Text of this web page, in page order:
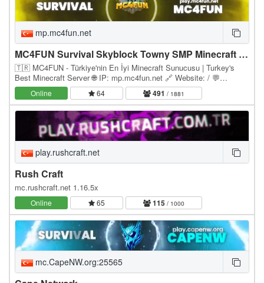
mp.mc4fun.net
MC4FUN Survival Skyblock Towny SMP Minecraft Türk Sunucusu
🇹🇷 MC4FUN - Türkiye'nin En İyi Minecraft Sunucusu | Turkey's
Best Minecraft Server 🌐 IP: mp.mc4fun.net 🔗 Website: / 💬
Discord: discord.gg/mc4fun ⚙️ Version: Paper 1.21.x…
Online 64 491 / 1881
play.rushcraft.net
Rush Craft
mc.rushcraft.net 1.16.5x
Online 65 115 / 1000
mc.CapeNW.org:25565